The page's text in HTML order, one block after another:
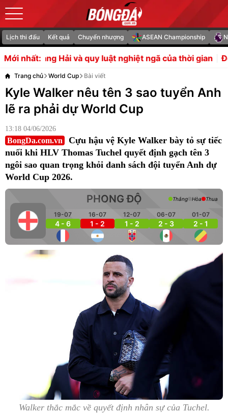
Lịch thi đấu Kết quả Chuyển nhượng ASEAN Championship
Mới nhất:
quy luật nghiệt ngã của thời gian Đón Rashford và
Trang chủ World Cup Bài viết
Kyle Walker nêu tên 3 sao tuyển Anh
lẽ ra phải dự World Cup
13:18 04/06/2026
BongDa.com.vn
Cựu hậu vệ Kyle Walker bày tỏ sự tiếc
nuối khi HLV Thomas Tuchel quyết định gạch tên 3
ngôi sao quan trọng khỏi danh sách đội tuyển Anh dự
World Cup 2026.
PHONG ĐỘ
19-07
4 - 6
16-07
1 - 2
12-07
1 - 2
06-07
2 - 3
01-07
2 - 1
Thắng Hòa Thua
Walker thắc mắc về quyết định nhân sự của Tuchel.